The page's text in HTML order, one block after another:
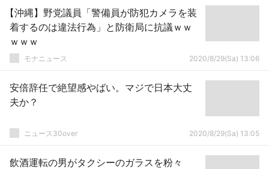
【沖縄】野党議員「警備員が防犯カメラを装
着するのは違法行為」と防衛局に抗議ｗｗ
ｗｗｗ
モナニュース 2020/8/29(Sa) 13:06
安倍辞任で絶望感やばい。マジで日本大丈
夫か？
ニュース30over 2020/8/29(Sa) 13:05
飲酒運転の男がタクシーのガラスを粉々